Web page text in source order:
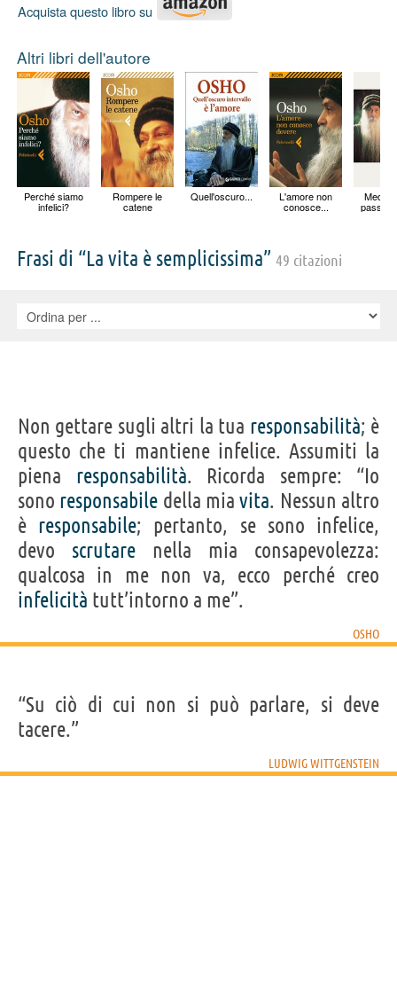
Acquista questo libro su
Altri libri dell'autore
Perché siamo
infelici?
Rompere le
catene
Quell'oscuro... L'amore non
conosce... passo
Frasi di “La vita è semplicissima” 49 citazioni
Non gettare sugli altri la tua responsabilità; è
questo che ti mantiene infelice. Assumiti la
piena responsabilità. Ricorda sempre: “Io
sono responsabile della miavita. Nessun altro
è responsabile; pertanto, se sono infelice,
devo scrutare nella mia consapevolezza:
qualcosa in me non va, ecco perché creo
infelicità tutt’intorno a me”.
OSHO
“Su ciò di cui non si può parlare, si deve
tacere.”
LUDWIG WITTGENSTEIN